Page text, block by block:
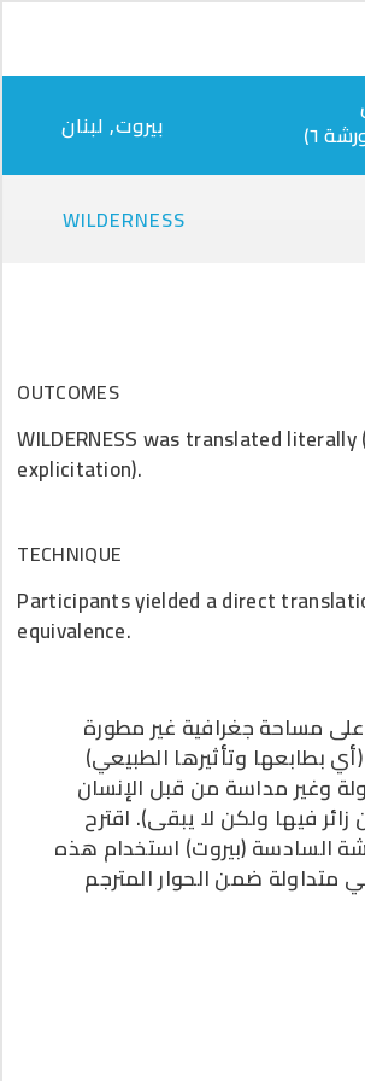
تجاوز إلى المحتوى الرئيسي
٦)
بيروت‎, لبنان
WILDERNESS
OUTCOMES
WILDERNESS was translated
explicitation).
TECHNIQUE
Participants yielded a direct
equivalence.
مساحة جغرافية غير مطورة
بطابعها وتأثيرها الطبيعي)
وغير مداسة من قبل الإنسان
فيها ولكن لا يبقى). اقترح
السادسة (بيروت) استخدام هذه
متداولة ضمن الحوار المترجم